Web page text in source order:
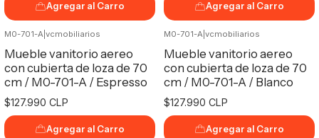
Agregar al Carro Agregar al Carro
M0-701-A| vcmobiliarios
Mueble vanitorio aereo
con cubierta de loza de 70
cm / M0-701-A / Espresso
$127.990 CLP
Agregar al Carro
M0-701-A| vcmobiliarios
Mueble vanitorio aereo
con cubierta de loza de 70
cm / M0-701-A / Blanco
$127.990 CLP
Agregar al Carro